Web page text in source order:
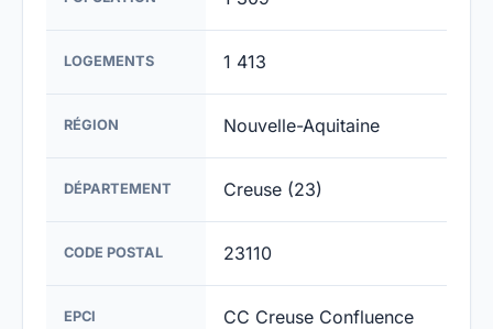
LOGEMENTS 1 413
RÉGION Nouvelle-Aquitaine
DÉPARTEMENT Creuse (23)
CODE POSTAL 23110
EPCI CC Creuse Confluence